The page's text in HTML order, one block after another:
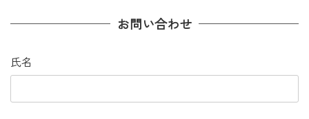
お問い合わせ
氏名